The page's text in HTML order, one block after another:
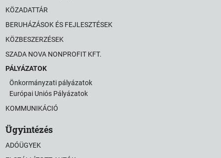
KÖZADATTÁR
BERUHÁZÁSOK ÉS FEJLESZTÉSEK
KÖZBESZERZÉSEK
SZADA NOVA NONPROFIT KFT.
PÁLYÁZATOK
Önkormányzati pályázatok
Európai Uniós Pályázatok
KOMMUNIKÁCIÓ
Ügyintézés
ADÓÜGYEK